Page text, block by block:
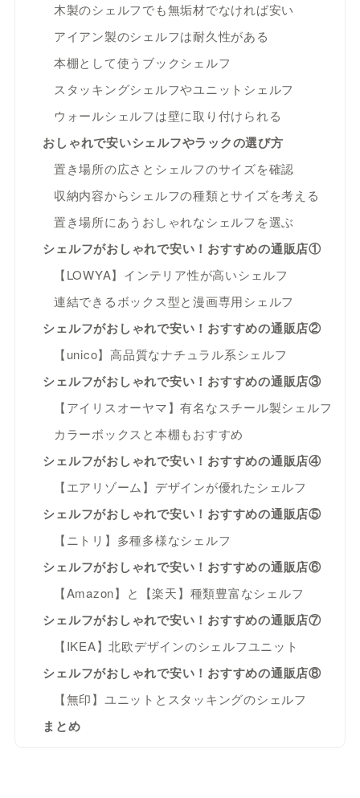
木製のシェルフでも無垢材でなければ安い
アイアン製のシェルフは耐久性がある
本棚として使うブックシェルフ
スタッキングシェルフやユニットシェルフ
ウォールシェルフは壁に取り付けられる
おしゃれで安いシェルフやラックの選び方
置き場所の広さとシェルフのサイズを確認
収納内容からシェルフの種類とサイズを考える
置き場所にあうおしゃれなシェルフを選ぶ
シェルフがおしゃれで安い！おすすめの通販店①
【LOWYA】インテリア性が高いシェルフ
連結できるボックス型と漫画専用シェルフ
シェルフがおしゃれで安い！おすすめの通販店②
【unico】高品質なナチュラル系シェルフ
シェルフがおしゃれで安い！おすすめの通販店③
【アイリスオーヤマ】有名なスチール製シェルフ
カラーボックスと本棚もおすすめ
シェルフがおしゃれで安い！おすすめの通販店④
【エアリゾーム】デザインが優れたシェルフ
シェルフがおしゃれで安い！おすすめの通販店⑤
【ニトリ】多種多様なシェルフ
シェルフがおしゃれで安い！おすすめの通販店⑥
【Amazon】と【楽天】種類豊富なシェルフ
シェルフがおしゃれで安い！おすすめの通販店⑦
【IKEA】北欧デザインのシェルフユニット
シェルフがおしゃれで安い！おすすめの通販店⑧
【無印】ユニットとスタッキングのシェルフ
まとめ